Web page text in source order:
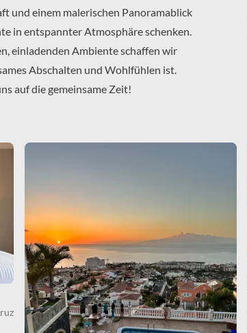
und einem malerischen Panoramablick
in entspannter Atmosphäre schenken.
einladenden Ambiente schaffen wir
Abschalten und Wohlfühlen ist.
auf die gemeinsame Zeit!